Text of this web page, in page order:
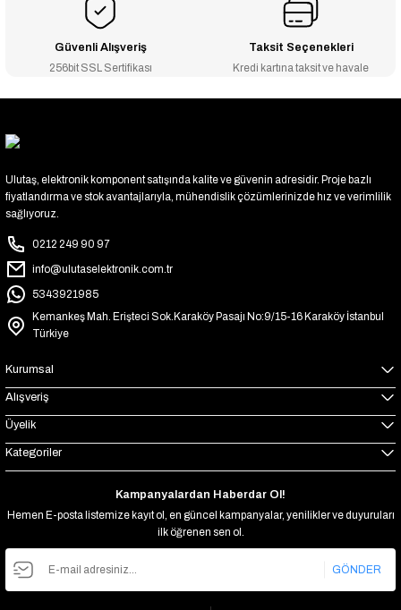
Güvenli Alışveriş
256bit SSL Sertifikası
Taksit Seçenekleri
Kredi kartına taksit ve havale
Ulutaş, elektronik komponent satışında kalite ve güvenin adresidir. Proje bazlı
fiyatlandırma ve stok avantajlarıyla, mühendislik çözümlerinizde hız ve verimlilik
sağlıyoruz.
0212 249 90 97
info@ulutaselektronik.com.tr
5343921985
Kemankeş Mah. Erişteci Sok.Karaköy Pasajı No:9/15-16 Karaköy İstanbul
Türkiye
Kurumsal
Alışveriş
Üyelik
Kategoriler
Kampanyalardan Haberdar Ol!
Hemen E-posta listemize kayıt ol, en güncel kampanyalar, yenilikler ve duyuruları
ilk öğrenen sen ol.
GÖNDER